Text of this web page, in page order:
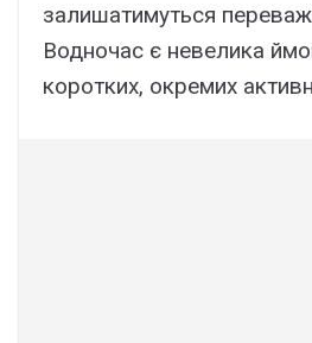
залишатимуться
Водночас є невелика
коротких, окремих